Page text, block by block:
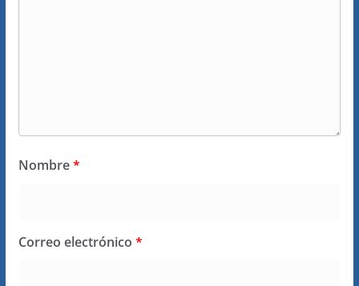
Nombre*
Correo electrónico *